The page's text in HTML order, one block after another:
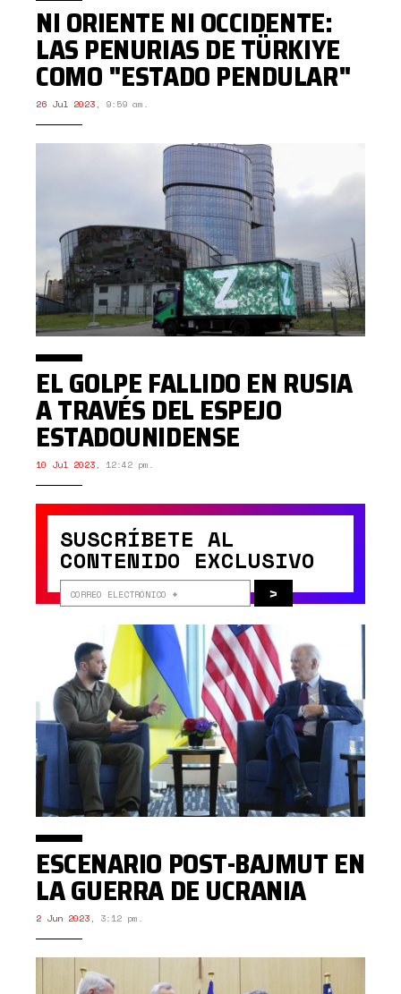
NI ORIENTE NI OCCIDENTE:
LAS PENURIAS DE TÜRKIYE
COMO "ESTADO PENDULAR"
26 Jul 2023, 9:59 am.
SUSCRÍBETE AL
CONTENIDO EXCLUSIVO
>
EL GOLPE FALLIDO EN RUSIA
A TRAVÉS DEL ESPEJO
ESTADOUNIDENSE
10 Jul 2023, 12:42 pm.
ESCENARIO POST-BAJMUT EN
LA GUERRA DE UCRANIA
2 Jun 2023, 3:12 pm.